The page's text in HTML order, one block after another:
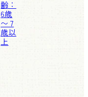
齢：
6歳
〜 7
歳以
上